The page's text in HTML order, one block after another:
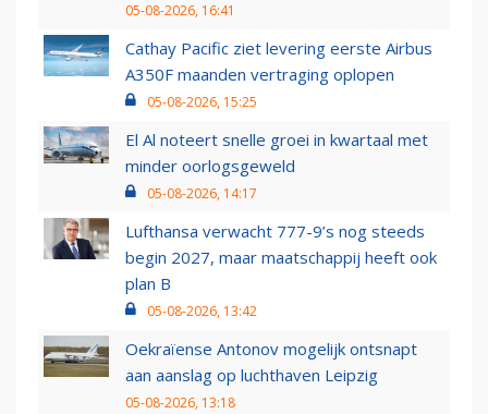
05-08-2026, 16:41
Cathay Pacific ziet levering eerste Airbus
A350F maanden vertraging oplopen
05-08-2026, 15:25
El Al noteert snelle groei in kwartaal met
minder oorlogsgeweld
05-08-2026, 14:17
Lufthansa verwacht 777-9’s nog steeds
begin 2027, maar maatschappij heeft ook
plan B
05-08-2026, 13:42
Oekraïense Antonov mogelijk ontsnapt
aan aanslag op luchthaven Leipzig
05-08-2026, 13:18